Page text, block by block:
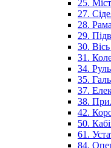
25.
27.
28.
29.
30.
31.
34.
35.
37.
38.
42.
50.
61.
84.